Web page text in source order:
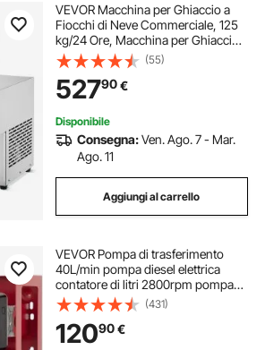
VEVOR Macchina per Ghiaccio a
Fiocchi di Neve Commerciale, 125
kg/24 Ore, Macchina per Ghiaccio
Tritato in Acciaio Inox, Sistema di
Raffreddamento ad Aria per
Dissipazione Calore, per Panetteria,
Bar
(55)
52790€
Disponibile
Consegna:Ven. Ago. 7 - Mar.
Ago. 11
Aggiungi al carrello
VEVOR Pompa di trasferimento
40L/min pompa diesel elettrica
contatore di litri 2800rpm pompa
diesel elettrica automatica 220V
pompa olio inverso autoadescante
(431)
12090€